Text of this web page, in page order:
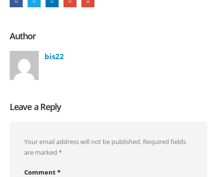
Author
bis22
Leave a Reply
Your email address will not be published. Required fields
are marked *
Comment*